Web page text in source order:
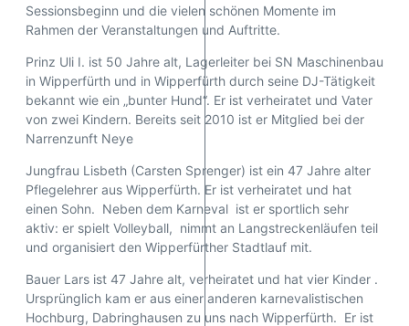
Sessionsbeginn und die vielen schönen Momente im
Rahmen der Veranstaltungen und Auftritte.
Prinz Uli I. ist 50 Jahre alt, Lagerleiter bei SN Maschinenbau
in Wipperfürth und in Wipperfürth durch seine DJ-Tätigkeit
bekannt wie ein „bunter Hund“. Er ist verheiratet und Vater
von zwei Kindern. Bereits seit 2010 ist er Mitglied bei der
Narrenzunft Neye
Jungfrau Lisbeth (Carsten Sprenger) ist ein 47 Jahre alter
Pflegelehrer aus Wipperfürth. Er ist verheiratet und hat
einen Sohn. Neben dem Karneval ist er sportlich sehr
aktiv: er spielt Volleyball, nimmt an Langstreckenläufen teil
und organisiert den Wipperfürther Stadtlauf mit.
Bauer Lars ist 47 Jahre alt, verheiratet und hat vier Kinder .
Ursprünglich kam er aus einer anderen karnevalistischen
Hochburg, Dabringhausen zu uns nach Wipperfürth. Er ist